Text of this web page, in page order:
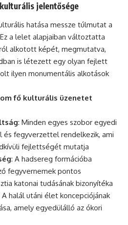
jelentősége
hatása messze túlmutat a
a lelet alapjaiban változtatta
alkotott képét, megmutatva,
is létezett egy olyan fejlett
ilyen monumentális alkotások
fő kulturális üzenetet
: Minden egyes szobor egyedi
és fegyverzettel rendelkezik, ami
fejlettségét mutatja
: A hadsereg formációba
fegyvernemek pontos
katonai tudásának bizonyítéka
A halál utáni élet koncepciójának
amely egyedülálló az ókori